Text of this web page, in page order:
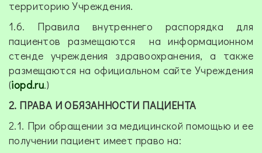
территорию Учреждения.
1.6. Правила внутреннего распорядка для
пациентов размещаются на информационном
стенде учреждения здравоохранения, а также
размещаются на официальном сайте Учреждения
(iopd.ru.)
2. ПРАВА И ОБЯЗАННОСТИ ПАЦИЕНТА
2.1. При обращении за медицинской помощью и ее
получении пациент имеет право на: